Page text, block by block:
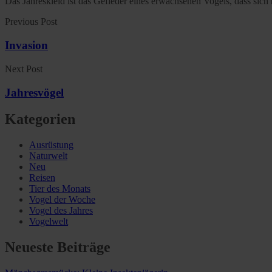
Previous Post
Invasion
Next Post
Jahresvögel
Kategorien
Ausrüstung
Naturwelt
Neu
Reisen
Tier des Monats
Vogel der Woche
Vogel des Jahres
Vogelwelt
Neueste Beiträge